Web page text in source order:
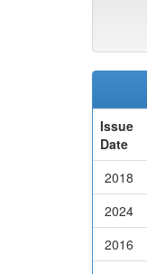
Issue
Date
2018
2024
2016